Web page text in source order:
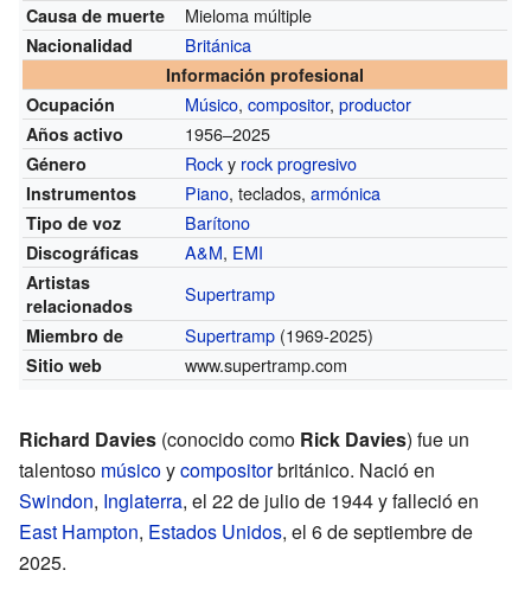
Causa de muerte Mieloma múltiple
Nacionalidad Británica
Información profesional
Ocupación
Músico,compositor,productor
Años activo 1956–2025
Género Rocky rock progresivo
Instrumentos Piano, teclados,armónica
Tipo de voz Barítono
Discográficas A&M, EMI
Artistas
relacionados
Supertramp
Miembro de Supertramp (1969-2025)
Sitio web www.supertramp.com
Richard Davies (conocido como Rick Davies) fue un
talentoso músicoycompositorbritánico. Nació en
Swindon, Inglaterra, el 22 de julio de 1944 y falleció en
East Hampton, Estados Unidos, el 6 de septiembre de
2025.